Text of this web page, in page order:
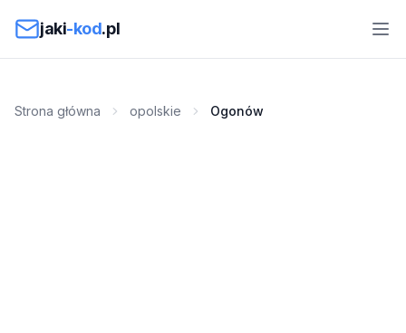
jaki-kod.pl
Strona główna opolskie Ogonów